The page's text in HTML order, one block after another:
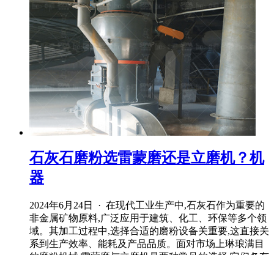
石灰石磨粉选雷蒙磨还是立磨机？机
器
2024年6月24日 · 在现代工业生产中,石灰石作为重要的
非金属矿物原料,广泛应用于建筑、化工、环保等多个领
域。其加工过程中,选择合适的磨粉设备关重要,这直接关
系到生产效率、能耗及产品品质。面对市场上琳琅满目